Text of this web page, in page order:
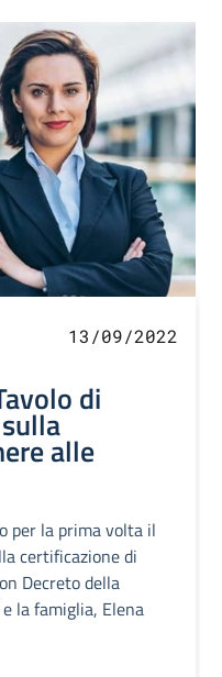
13/09/2022
di
alle
per la prima volta il
certificazione di
Decreto della
la famiglia, Elena